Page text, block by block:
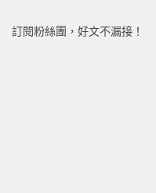
訂閱粉絲團，好文不漏接！